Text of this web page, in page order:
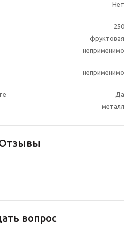
Нет
250
фруктовая
неприменимо
неприменимо
Да
металл
Отзывы
вопрос